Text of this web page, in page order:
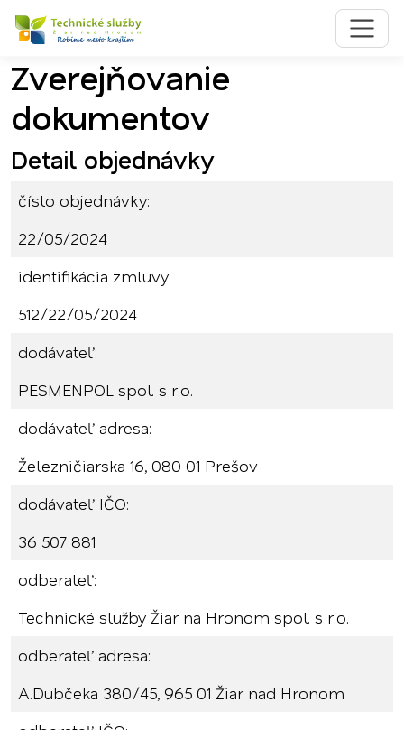
Preskočiť na obsah
Preskočiť na hlavné menu
Zverejňovanie
dokumentov
Detail objednávky
číslo objednávky:
22/05/2024
identifikácia zmluvy:
512/22/05/2024
dodávateľ:
PESMENPOL spol. s r.o.
dodávateľ adresa:
Železničiarska 16, 080 01 Prešov
dodávateľ IČO:
36 507 881
odberateľ:
Technické služby Žiar na Hronom spol. s r.o.
odberateľ adresa:
A.Dubčeka 380/45, 965 01 Žiar nad Hronom